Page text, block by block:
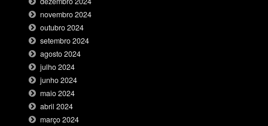
novembro 2024
outubro 2024
setembro 2024
agosto 2024
julho 2024
junho 2024
maio 2024
abril 2024
março 2024